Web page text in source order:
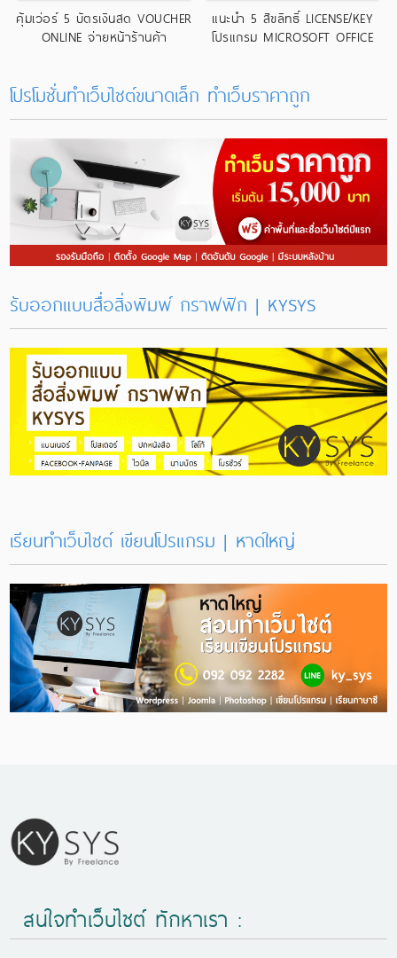
คุ้มเว่อร์ 5 บัตรเงินสด VOUCHER
ONLINE จ่ายหน้าร้านค้า
แนะนำ 5 สิขลิทธิ์ LICENSE/KEY
โปรแกรม MICROSOFT OFFICE
โปรโมชั่นทำเว็บไซต์ขนาดเล็ก ทําเว็บราคาถูก
รับออกแบบสื่อสิ่งพิมพ์ กราฟฟิก | KYSYS
เรียนทำเว็บไซต์ เขียนโปรแกรม | หาดใหญ่
สนใจทำเว็บไซต์ ทักหาเรา :